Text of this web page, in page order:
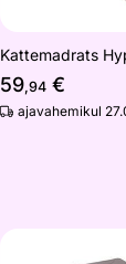
Kattemadrats
59,94 €
ajavahemikul
Kattemadrats